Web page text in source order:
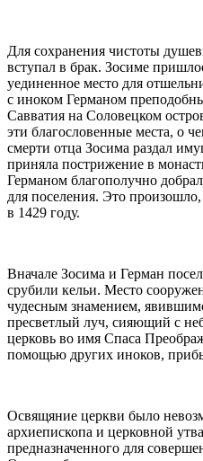
Для сохранения чистоты
вступал в брак. Зосиме
уединенное место для
с иноком Германом
Савватия на Соловецком
эти благословенные места, о
смерти отца Зосима раздал
приняла пострижение в
Германом благополучно
для поселения. Это
в 1429 году.
Вначале Зосима и Герман
срубили кельи. Место
чудесным знамением,
пресветлый луч, сияющий с
церковь во имя Спаса
помощью других иноков,
Освящяние церкви было
архиепископа и церковной
предназначенного для